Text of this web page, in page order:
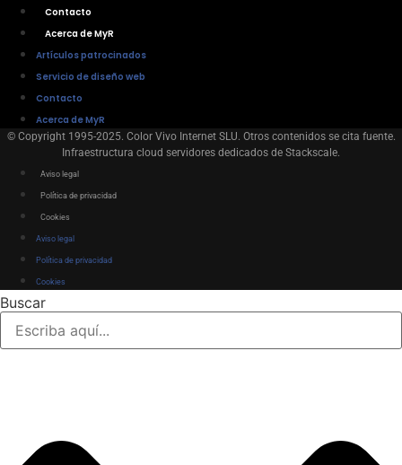
Contacto
Acerca de MyR
Artículos patrocinados
Servicio de diseño web
Contacto
Acerca de MyR
© Copyright 1995-2025. Color Vivo Internet SLU. Otros contenidos se cita fuente.
Infraestructura cloud servidores dedicados de Stackscale.
Aviso legal
Política de privacidad
Cookies
Aviso legal
Política de privacidad
Cookies
Buscar